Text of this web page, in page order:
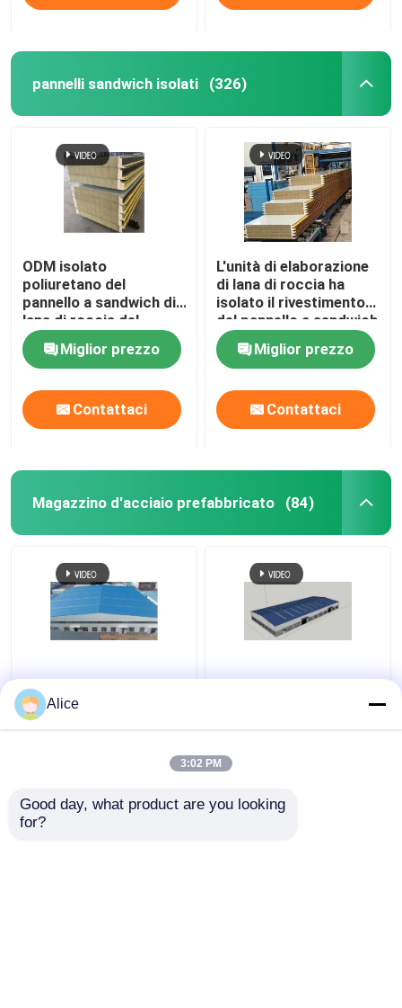
pannelli sandwich isolati (326)
ODM isolato
poliuretano del
pannello a sandwich di
lana di roccia del
gruppo di lavoro del
magazzinoMiglior prezzo
Contattaci
L'unità di elaborazione
di lana di roccia ha
isolato il rivestimento
del pannello a sandwich
del pannello per il tetto
e la pareteMiglior prezzo
Contattaci
Magazzino d'acciaio prefabbricato (84)
Costruzioni d'acciaio
prefabbricate
industriali del
ODM prefabbricato
struttura d'acciaio
Alice
3:02 PM
Good day, what product are you looking
for?